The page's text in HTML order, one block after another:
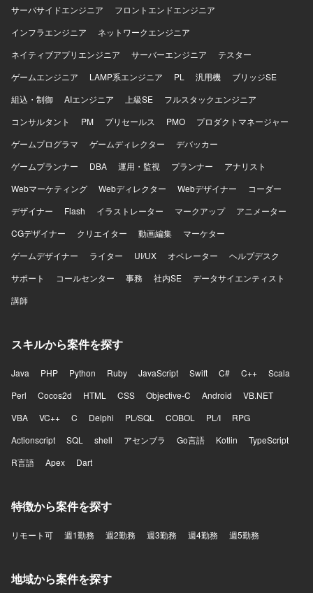
サーバサイドエンジニア
フロントエンドエンジニア
インフラエンジニア
ネットワークエンジニア
ネイティブアプリエンジニア
サーバーエンジニア
テスター
ゲームエンジニア
LAMP系エンジニア PL 汎用機
ブリッジSE
組込・制御
AIエンジニア 上級SE
フルスタックエンジニア
コンサルタント
PM プリセールス PMO
プロダクトマネージャー
ゲームプログラマ
ゲームディレクター
デバッカー
ゲームプランナー
DBA 運用・監視 プランナー
アナリスト
Webマーケティング
Webディレクター Webデザイナー
コーダー
デザイナー
Flash イラストレーター マークアップ
アニメーター
CGデザイナー
クリエイター 動画編集
マーケター
ゲームデザイナー
ライター UI/UX オペレーター
ヘルプデスク
サポート
コールセンター 事務 社内SE
データサイエンティスト
講師
スキルから案件を探す
Java PHP Python Ruby JavaScript Swift C# C++
Scala
Perl
Cocos2d HTML CSS Objective-C Android
VB.NET
VBA
VC++ C Delphi PL/SQL COBOL PL/I
RPG
Actionscript
SQL shell アセンブラ Go言語 Kotlin
TypeScript
R言語
Apex Dart
特徴から案件を探す
リモート可 週1勤務 週2勤務 週3勤務 週4勤務 週5勤務
地域から案件を探す